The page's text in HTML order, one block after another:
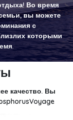
Во время
вы можете
с
которыми
качество. Вы